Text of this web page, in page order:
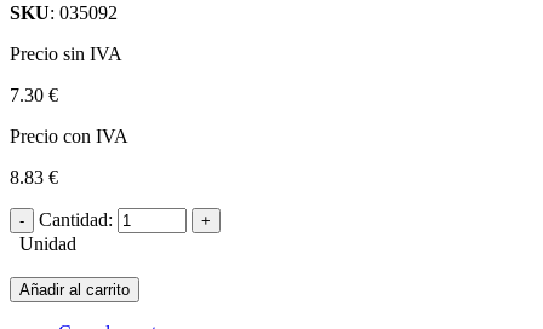
SKU: 035092
Precio sin IVA
7.30 €
Precio con IVA
8.83 €
Cantidad:
Unidad
Añadir al carrito